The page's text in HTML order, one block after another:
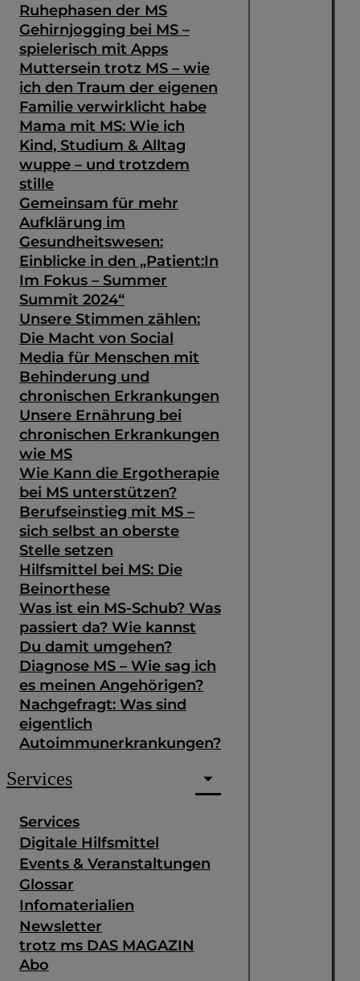
Ruhephasen der MS
Gehirnjogging bei MS –
spielerisch mit Apps
Muttersein trotz MS – wie
ich den Traum der eigenen
Familie verwirklicht habe
Mama mit MS: Wie ich
Kind, Studium & Alltag
wuppe – und trotzdem
stille
Gemeinsam für mehr
Aufklärung im
Gesundheitswesen:
Einblicke in den „Patient:In
Im Fokus – Summer
Summit 2024“
Unsere Stimmen zählen:
Die Macht von Social
Media für Menschen mit
Behinderung und
chronischen Erkrankungen
Unsere Ernährung bei
chronischen Erkrankungen
wie MS
Wie Kann die Ergotherapie
bei MS unterstützen?
Berufseinstieg mit MS –
sich selbst an oberste
Stelle setzen
Hilfsmittel bei MS: Die
Beinorthese
Was ist ein MS-Schub? Was
passiert da? Wie kannst
Du damit umgehen?
Diagnose MS – Wie sag ich
es meinen Angehörigen?
Nachgefragt: Was sind
eigentlich
Autoimmunerkrankungen?
Services
Services
Digitale Hilfsmittel
Events & Veranstaltungen
Glossar
Infomaterialien
Newsletter
trotz ms DAS MAGAZIN
Abo